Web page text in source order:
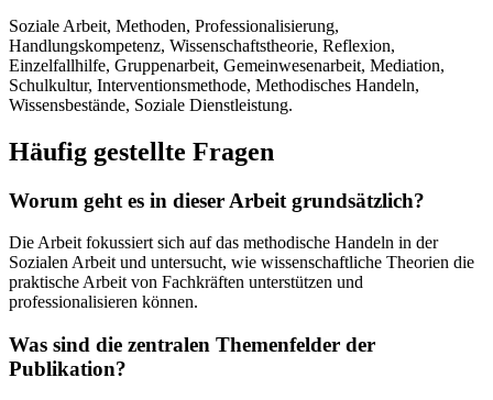
Soziale Arbeit, Methoden, Professionalisierung,
Handlungskompetenz, Wissenschaftstheorie, Reflexion,
Einzelfallhilfe, Gruppenarbeit, Gemeinwesenarbeit, Mediation,
Schulkultur, Interventionsmethode, Methodisches Handeln,
Wissensbestände, Soziale Dienstleistung.
Häufig gestellte Fragen
Worum geht es in dieser Arbeit grundsätzlich?
Die Arbeit fokussiert sich auf das methodische Handeln in der
Sozialen Arbeit und untersucht, wie wissenschaftliche Theorien die
praktische Arbeit von Fachkräften unterstützen und
professionalisieren können.
Was sind die zentralen Themenfelder der
Publikation?